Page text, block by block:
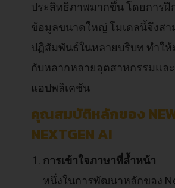
ประสิทธิภาพมากขึ้น โดยการฝึ
ข้อมูลขนาดใหญ่ โมเดลนี้จึงสา
ปฏิสัมพันธ์ในหลายบริบท ทำให้
กับหลากหลายอุตสาหกรรมและ
แอปพลิเคชัน
คุณสมบัติหลักของ
NEXTGEN AI
การเข้าใจภาษาที่ล้ำหน้า
หนึ่งในการพัฒนาหลักของ